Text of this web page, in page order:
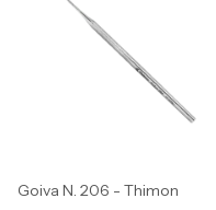
Goiva N. 206 - Thimon